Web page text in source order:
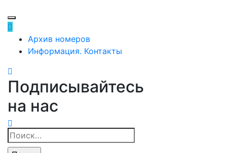
Архив номеров
Информация. Контакты
Подписывайтесь
на нас
Найти: